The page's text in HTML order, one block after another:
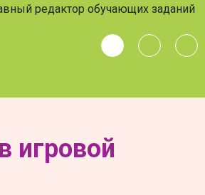
редактор обучающих заданий
игровой